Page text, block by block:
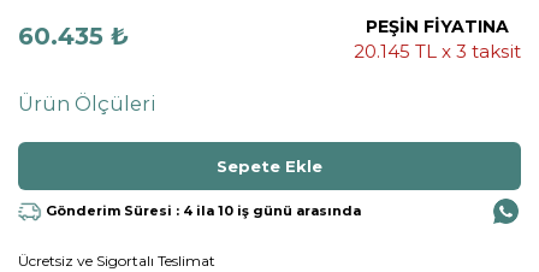
60.435 ₺ PEŞİN FİYATINA
20.145 TL x 3 taksit
Ürün Ölçüleri
Gönderim Süresi : 4 ila 10 iş günü arasında
Ücretsiz ve Sigortalı Teslimat